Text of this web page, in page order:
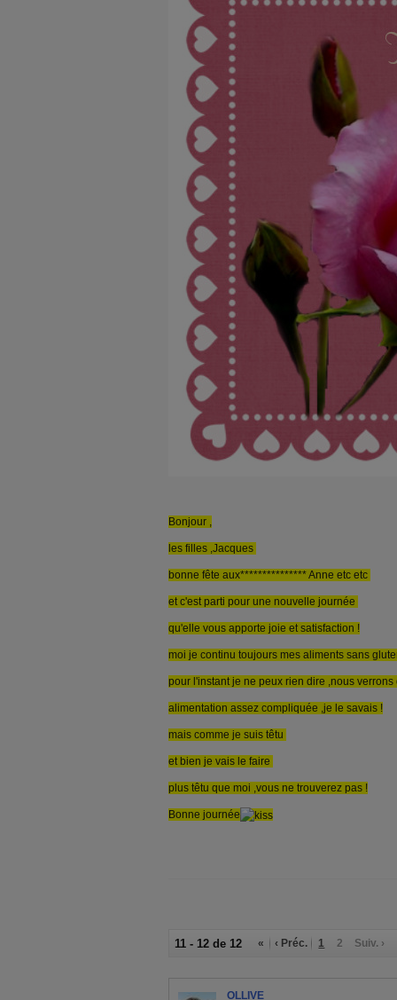
Bonjour ,
les filles ,Jacques
bonne fête aux*************** Anne etc etc
et c'est parti pour une nouvelle journée
qu'elle vous apporte joie et satisfaction !
moi je continu toujours mes aliments sans
pour l'instant je ne peux rien dire ,nous
alimentation assez compliquée ,je le savais !
mais comme je suis têtu
et bien je vais le faire
plus têtu que moi ,vous ne trouverez pas !
Bonne journée
11 - 12 de 12 « ‹ Préc. 1 2 Suiv. ›
OLLIVE